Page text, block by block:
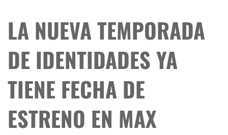
LA NUEVA TEMPORADA
DE IDENTIDADES YA
TIENE FECHA DE
ESTRENO EN MAX